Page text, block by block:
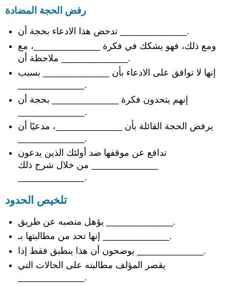
رفض الحجة المضادة
تدحض هذا الادعاء بحجة أن _____________.
ومع ذلك، فهو يشكك في فكرة _____________، مع
ملاحظة أن _____________.
إنها لا توافق على الادعاء بأن _____________ بسبب
_____________.
إنهم يتحدون فكرة _____________ بحجة أن
_____________.
يرفض الحجة القائلة بأن _____________، مدعيًا أن
_____________.
تدافع عن موقفها ضد أولئك الذين يدعون
_____________ من خلال شرح ذلك
_____________.
تلخيص الحدود
يؤهل منصبه عن طريق _____________.
إنها تحد من مطالبتها بـ _____________.
يوضحون أن هذا ينطبق فقط إذا _____________.
يقصر المؤلف مطالبته على الحالات التي
_____________.